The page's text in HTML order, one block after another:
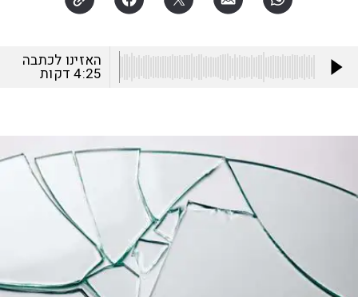
האזינו לכתבה
4:25דקות